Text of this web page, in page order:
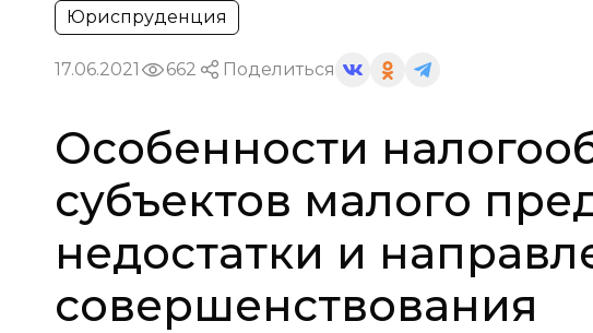
Юриспруденция
17.06.2021 662 Поделиться
Особенности
субъектов малого
недостатки и
совершенствования